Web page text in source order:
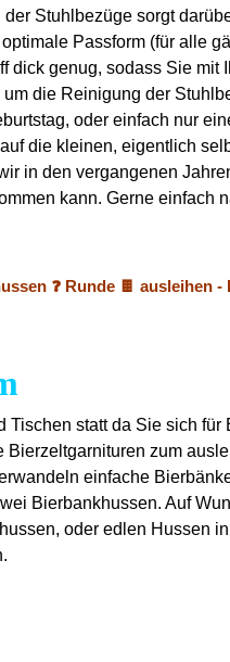
Stuhlbezüge sorgt
Passform (für alle
dick genug, sodass Sie mit
die Reinigung der
oder einfach nur
die kleinen, eigentlich
in den vergangenen
kann. Gerne einfach
❓ Runde 🍫 ausleihen -
Tischen statt da Sie sich
Bierzeltgarnituren zum
einfache
Bierbankhussen. Auf
oder edlen Hussen